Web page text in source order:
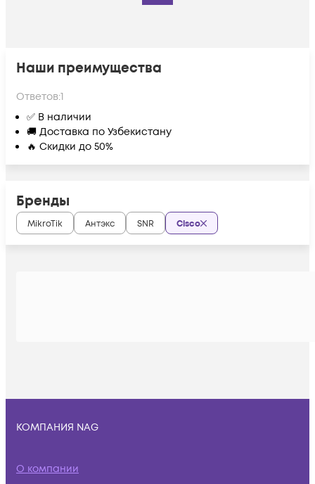
Наши преимущества
Ответов:1
✅ В наличии
🚚 Доставка по Узбекистану
🔥 Скидки до 50%
Бренды
MikroTik Антэкс SNR Cisco
КОМПАНИЯ NAG
О компании